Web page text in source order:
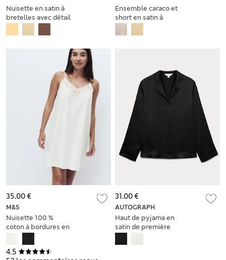
Nuisette en satin à
bretelles avec détail
Ensemble caraco et
short en satin à
détail en dentelle
4.5
M&S
Nuisette 100 %
coton à bordures en
35.00 €
AUTOGRAPH
Haut de pyjama en
satin de première
31.00 €